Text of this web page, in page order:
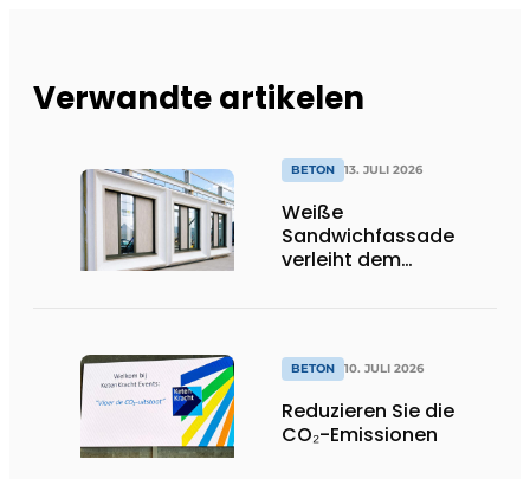
Verwandte artikelen
BETON 13. JULI 2026
Weiße
Sandwichfassade
verleiht dem
Erscheinungsbild
BETON 10. JULI 2026
Reduzieren Sie die
CO₂-Emissionen